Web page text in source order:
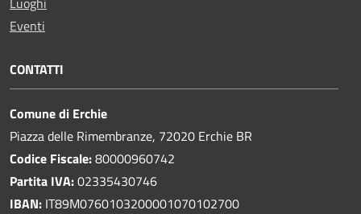
Eventi
CONTATTI
Comune di Erchie
Piazza delle Rimembranze, 72020 Erchie BR
Codice Fiscale:80000960742
Partita IVA:02335430746
IBAN: IT89M0760103200001070102700